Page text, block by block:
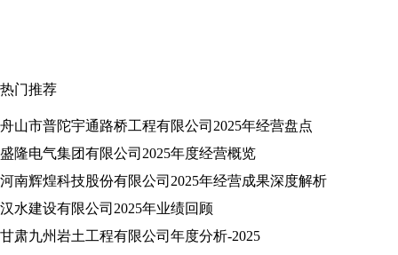
热门推荐
舟山市普陀宇通路桥工程有限公司2025年经营盘点
盛隆电气集团有限公司2025年度经营概览
河南辉煌科技股份有限公司2025年经营成果深度解析
汉水建设有限公司2025年业绩回顾
甘肃九州岩土工程有限公司年度分析-2025